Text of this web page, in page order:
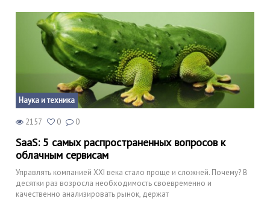
Наука и техника
2157 0 0
SaaS: 5 самых распространенных вопросов к
облачным сервисам
Управлять компанией XXI века стало проще и сложней. Почему? В
десятки раз возросла необходимость своевременно и
качественно анализировать рынок, держат